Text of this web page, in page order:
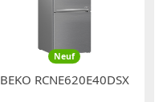
Neuf
BEKO RCNE620E40DSX